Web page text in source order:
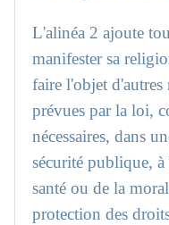
L'alinéa 2 ajoute
manifester sa
faire l'objet
prévues par la loi,
nécessaires, dans
sécurité publique,
santé ou de la
protection des